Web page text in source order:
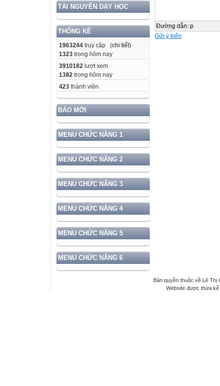
TÀI NGUYÊN DẠY HỌC
THỐNG KÊ
1963244 truy cập (chi tiết)
1323 trong hôm nay
3910182 lượt xem
1382 trong hôm nay
423 thành viên
BÁO MỚI
MENU CHỨC NĂNG 1
MENU CHỨC NĂNG 2
MENU CHỨC NĂNG 3
MENU CHỨC NĂNG 4
MENU CHỨC NĂNG 5
MENU CHỨC NĂNG 6
Đường dẫn: p
Gửi ý kiến
Bản quyền thuộc về Lê
Website được thừa